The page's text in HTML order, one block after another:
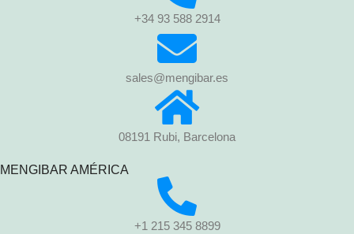
+34 93 588 2914
sales@mengibar.es
08191 Rubi, Barcelona
MENGIBAR AMÉRICA
+1 215 345 8899